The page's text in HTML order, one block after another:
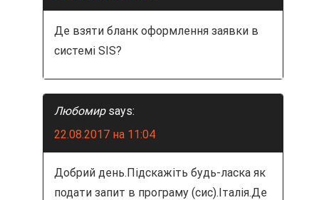
Де взяти бланк оформлення заявки в
системі SIS?
Любомир says:
22.08.2017 на 11:04
Добрий день.Підскажіть будь-ласка як
подати запит в програму (сис).Італія.Де